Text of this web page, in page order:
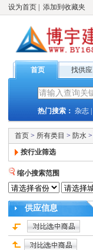
设为首页 添加到收藏夹
首页 找供应
热门搜索： 杂志
首页 > 所有类目 > 防水 >
按行业筛选
缩小搜索范围
供应信息